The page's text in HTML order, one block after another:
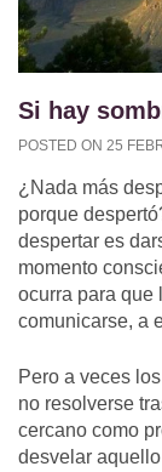
Si hay
POSTED ON 25
¿Nada más
porque
despertar es
momento
ocurra para que
comunicarse, a
Pero a veces
no resolverse
cercano como
desvelar